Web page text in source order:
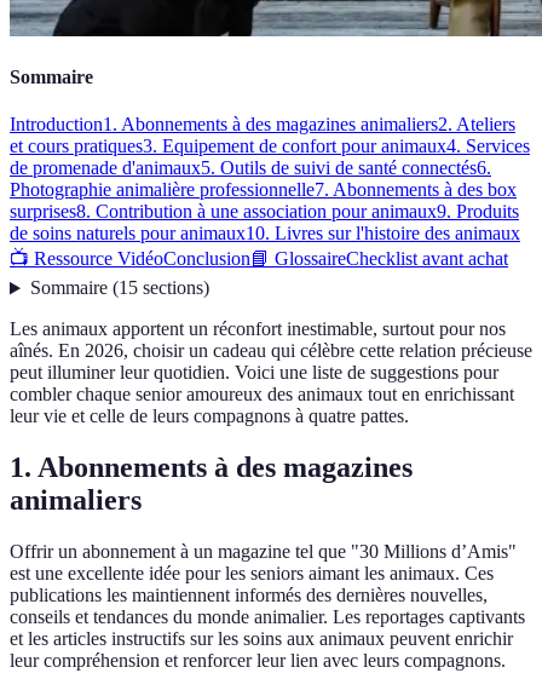
Sommaire
Introduction1. Abonnements à des magazines animaliers2. Ateliers
et cours pratiques3. Equipement de confort pour animaux4. Services
de promenade d'animaux5. Outils de suivi de santé connectés6.
Photographie animalière professionnelle7. Abonnements à des box
surprises8. Contribution à une association pour animaux9. Produits
de soins naturels pour animaux10. Livres sur l'histoire des animaux
📺 Ressource VidéoConclusion📘 GlossaireChecklist avant achat
Sommaire(15 sections)
Les animaux apportent un réconfort inestimable, surtout pour nos
aînés. En 2026, choisir un cadeau qui célèbre cette relation précieuse
peut illuminer leur quotidien. Voici une liste de suggestions pour
combler chaque senior amoureux des animaux tout en enrichissant
leur vie et celle de leurs compagnons à quatre pattes.
1. Abonnements à des magazines
animaliers
Offrir un abonnement à un magazine tel que "30 Millions d’Amis"
est une excellente idée pour les seniors aimant les animaux. Ces
publications les maintiennent informés des dernières nouvelles,
conseils et tendances du monde animalier. Les reportages captivants
et les articles instructifs sur les soins aux animaux peuvent enrichir
leur compréhension et renforcer leur lien avec leurs compagnons.